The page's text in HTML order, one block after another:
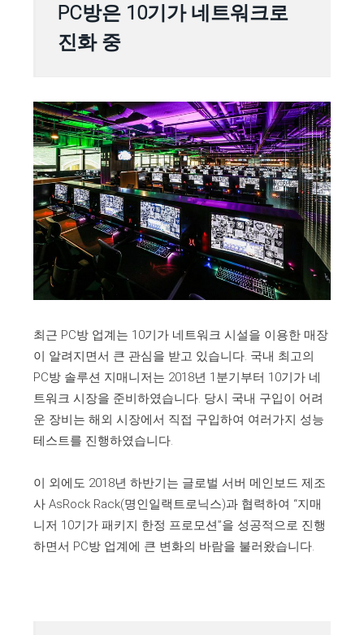
PC방은 10기가 네트워크로
진화 중
최근 PC방 업계는 10기가 네트워크 시설을 이용한 매장
이 알려지면서 큰 관심을 받고 있습니다. 국내 최고의
PC방 솔루션 지매니저는 2018년 1분기부터 10기가 네
트워크 시장을 준비하였습니다. 당시 국내 구입이 어려
운 장비는 해외 시장에서 직접 구입하여 여러가지 성능
테스트를 진행하였습니다.
이 외에도 2018년 하반기는 글로벌 서버 메인보드 제조
사 AsRock Rack(명인일랙트로닉스)과 협력하여 “지매
니저 10기가 패키지 한정 프로모션”을 성공적으로 진행
하면서 PC방 업계에 큰 변화의 바람을 불러왔습니다.